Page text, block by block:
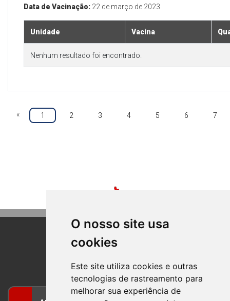
O nosso site usa
cookies
Este site utiliza cookies e outras
tecnologias de rastreamento para
melhorar sua experiência de
Data de Vacinação: 22 de março de 2023
Unidade Vacina
Nenhum resultado foi encontrado.
« 1 2 3 4 5 6 7
BOM PRINCIPIO
RIO GRANDE DO SUL